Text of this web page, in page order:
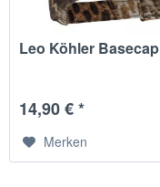
Leo Köhler Basecap
14,90 € *
Merken